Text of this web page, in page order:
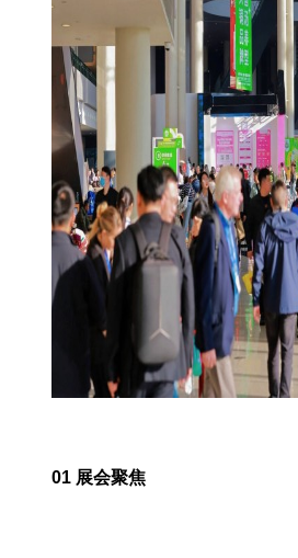
01 展会聚焦